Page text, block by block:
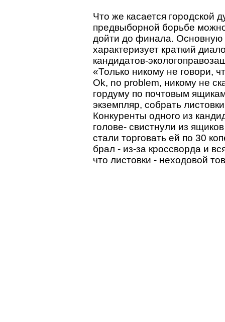
Что же касается городской
предвыборной борьбе
дойти до финала. Основную
характеризует краткий
кандидатов-
«Только никому не говори,
Ok, no problem, никому не
гордуму по почтовым
экземпляр, собрать
Конкуренты одного из
голове- свистнули из
стали торговать ей по 30
брал - из-за кроссворда и
что листовки - неходовой